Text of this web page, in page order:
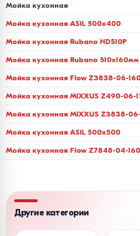
кастрюль.
Радиус скругления углов.Модели с
(R0–R10) выглядят современно, но
частой чистки. Скругление R25
для быстрого удаления налета.
Сравнительная
эксплуатационных
характеристик
Характеристика Нержавеющая
Состав /
Хром-
Мойка кухонная
Мойка кухонная ASIL 500x400
Мойка кухонная Rubano HD510P
Мойка кухонная Rubano 510x160мм
Мойка кухонная Flow Z3838-06-
Мойка кухонная MIXXUS Z490-06-
Мойка кухонная MIXXUS Z3838-
Мойка кухонная ASIL 500x500
Мойка кухонная Flow Z7848-04-
Другие категории